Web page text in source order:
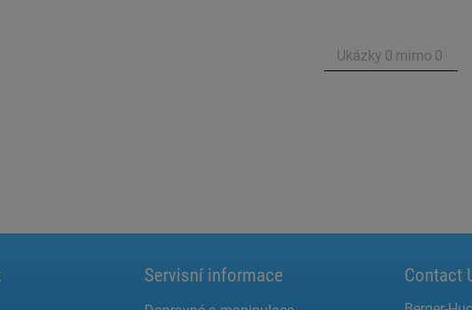
Ukázky 0 mimo 0
Servisní informace Contact